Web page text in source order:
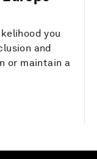
you
and
or maintain a